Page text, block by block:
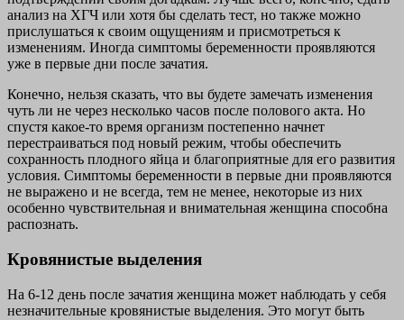
анализ на ХГЧ или хотя бы сделать тест, но также можно
прислушаться к своим ощущениям и присмотреться к
изменениям. Иногда симптомы беременности проявляются
уже в первые дни после зачатия.
Конечно, нельзя сказать, что вы будете замечать изменения
чуть ли не через несколько часов после полового акта. Но
спустя какое-то время организм постепенно начнет
перестраиваться под новый режим, чтобы обеспечить
сохранность плодного яйца и благоприятные для его развития
условия. Симптомы беременности в первые дни проявляются
не выражено и не всегда, тем не менее, некоторые из них
особенно чувствительная и внимательная женщина способна
распознать.
Кровянистые выделения
На 6-12 день после зачатия женщина может наблюдать у себя
незначительные кровянистые выделения. Это могут быть